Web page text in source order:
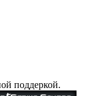
поддеркой.